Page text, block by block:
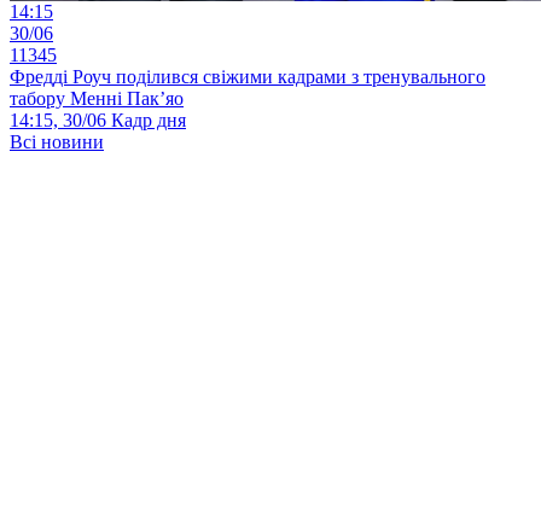
14:15
30/06
11345
Фредді Роуч поділився свіжими кадрами з тренувального
табору Менні Пак’яо
14:15, 30/06 Кадр дня
Всі новини